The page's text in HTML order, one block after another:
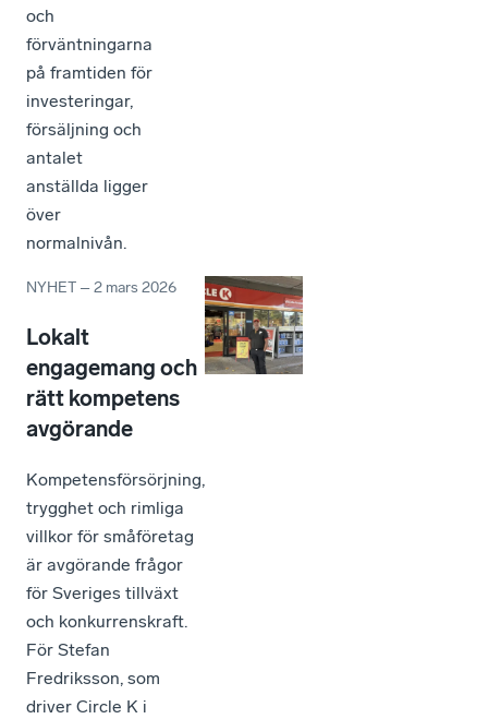
och
förväntningarna
på framtiden för
investeringar,
försäljning och
antalet
anställda ligger
över
normalnivån.
NYHET –2 mars 2026
Lokalt
engagemang och
rätt kompetens
avgörande
Kompetensförsörjning,
trygghet och rimliga
villkor för småföretag
är avgörande frågor
för Sveriges tillväxt
och konkurrenskraft.
För Stefan
Fredriksson, som
driver Circle K i